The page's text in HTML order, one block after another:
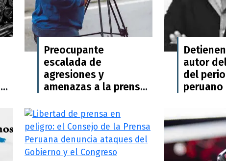
Preocupante
escalada de
agresiones y
amenazas a la prensa
septiembre más de 20
periodistas
agredidos: CPP
autor
del
peruano